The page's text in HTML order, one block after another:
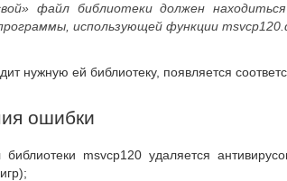
файл библиотеки должен
использующей функции
нужную ей библиотеку, появляется
ошибки
msvcp120 удаляется